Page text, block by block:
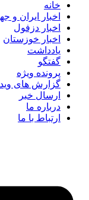
خانه
اخبار ایران و جهان
اخبار دزفول
اخبار خوزستان
یادداشت
گفتگو
پرونده ویژه
گزارش های
ارسال خبر
درباره ما
ارتباط با ما